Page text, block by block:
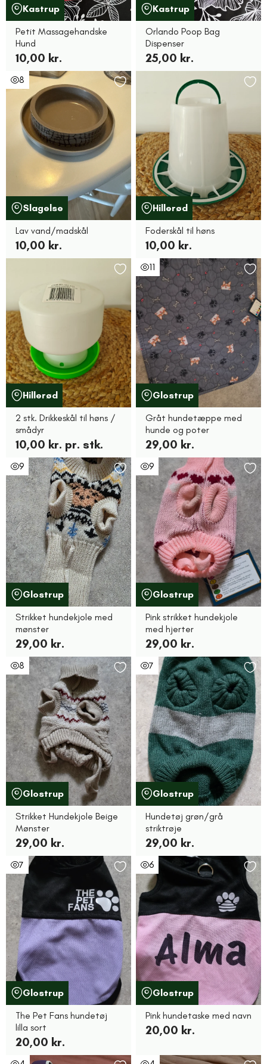
Kastrup
Petit Massagehandske
Hund
10,00 kr.
Kastrup
Orlando Poop Bag
Dispenser
25,00 kr.
8
Slagelse
Lav vand/madskål
10,00 kr.
Hillerød
Foderskål til høns
10,00 kr.
Hillerød
2 stk. Drikkeskål til høns /
smådyr
10,00 kr. pr. stk.
11
Glostrup
Gråt hundetæppe med
hunde og poter
29,00 kr.
9
Glostrup
Strikket hundekjole med
mønster
29,00 kr.
9
Glostrup
Pink strikket hundekjole
med hjerter
29,00 kr.
8
Glostrup
Strikket Hundekjole Beige
Mønster
29,00 kr.
7
Glostrup
Hundetøj grøn/grå
striktrøje
29,00 kr.
7
Glostrup
The Pet Fans hundetøj
lilla sort
20,00 kr.
6
Glostrup
Pink hundetaske med navn
20,00 kr.